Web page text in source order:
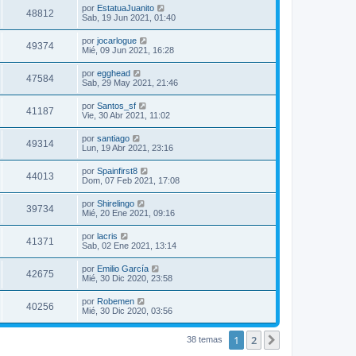
48812 por EstatuaJuanito
Sab, 19 Jun 2021, 01:40
49374 por jocarlogue
Mié, 09 Jun 2021, 16:28
47584 por egghead
Sab, 29 May 2021, 21:46
41187 por Santos_sf
Vie, 30 Abr 2021, 11:02
49314 por santiago
Lun, 19 Abr 2021, 23:16
44013 por Spainfirst8
Dom, 07 Feb 2021, 17:08
39734 por Shirelingo
Mié, 20 Ene 2021, 09:16
41371 por lacris
Sab, 02 Ene 2021, 13:14
42675 por Emilio García
Mié, 30 Dic 2020, 23:58
40256 por Robemen
Mié, 30 Dic 2020, 03:56
38 temas 1 2